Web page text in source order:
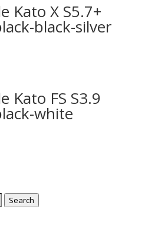
Kato X S5.7+
black-silver
Kato FS S3.9
white
Search